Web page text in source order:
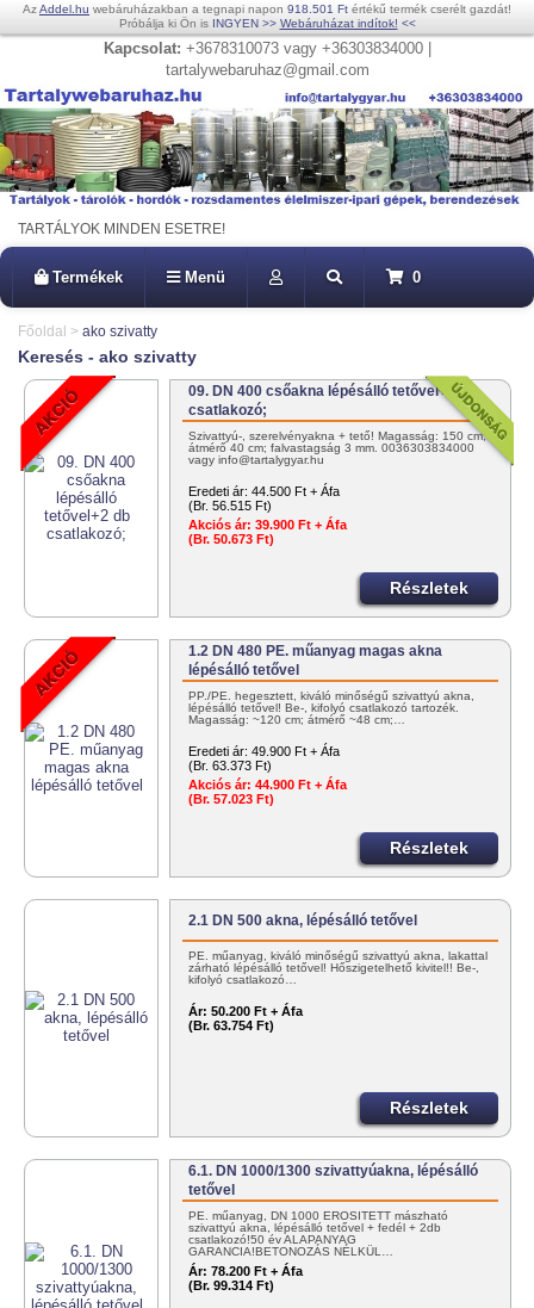
AzAddel.hu webáruházakban a tegnapi napon 918.501 Ft értékű termék cserélt gazdát!
Próbálja ki Ön is INGYEN >> Webáruházat indítok! <<
Kapcsolat: +3678310073 vagy +36303834000 |
tartalywebaruhaz@gmail.com
TARTÁLYOK MINDEN ESETRE!
Termékek Menü 0
Főoldal > ako szivatty
Keresés - ako szivatty
09. DN 400 csőakna lépésálló tetővel+2 db
csatlakozó;
Szivattyú-, szerelvényakna + tető! Magasság: 150 cm;
átmérő 40 cm; falvastagság 3 mm. 0036303834000
vagy info@tartalygyar.hu
Eredeti ár: 44.500 Ft + Áfa
(Br. 56.515 Ft)
Akciós ár: 39.900 Ft + Áfa
(Br. 50.673 Ft)
Részletek
1.2 DN 480 PE. műanyag magas akna
lépésálló tetővel
PP./PE. hegesztett, kiváló minőségű szivattyú akna,
lépésálló tetővel! Be-, kifolyó csatlakozó tartozék.
Magasság: ~120 cm; átmérő ~48 cm;…
Eredeti ár: 49.900 Ft + Áfa
(Br. 63.373 Ft)
Akciós ár: 44.900 Ft + Áfa
(Br. 57.023 Ft)
Részletek
2.1 DN 500 akna, lépésálló tetővel
PE. műanyag, kiváló minőségű szivattyú akna, lakattal
zárható lépésálló tetővel! Hőszigetelhető kivitel!! Be-,
kifolyó csatlakozó…
Ár: 50.200 Ft + Áfa
(Br. 63.754 Ft)
Részletek
6.1. DN 1000/1300 szivattyúakna, lépésálló
tetővel
PE. műanyag, DN 1000 ERŐSÍTETT mászható
szivattyú akna, lépésálló tetővel + fedél + 2db
csatlakozó!50 év ALAPANYAG
GARANCIA!BETONOZÁS NÉLKÜL…
Ár: 78.200 Ft + Áfa
(Br. 99.314 Ft)